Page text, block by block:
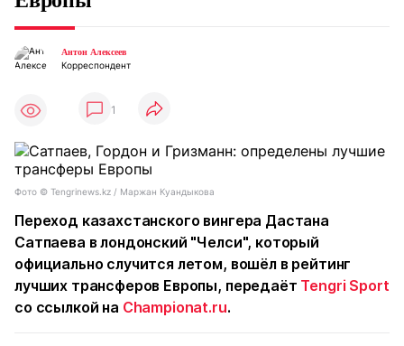
Антон Алексеев
Корреспондент
1
Фото © Tengrinews.kz / Маржан Куандыкова
Переход казахстанского вингера Дастана
Сатпаева в лондонский "Челси", который
официально случится летом, вошёл в рейтинг
лучших трансферов Европы, передаёт Tengri Sport
со ссылкой на Championat.ru.